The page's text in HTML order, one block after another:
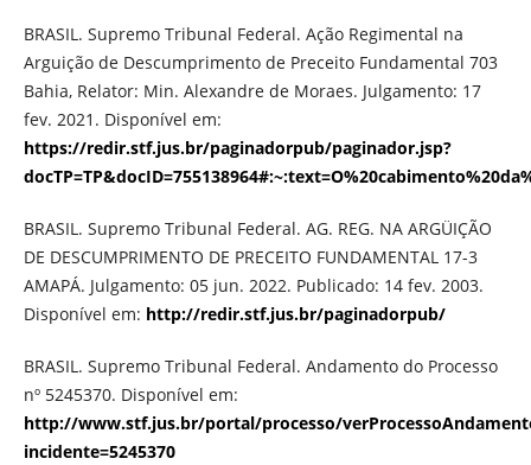
BRASIL. Supremo Tribunal Federal. Ação Regimental na
Arguição de Descumprimento de Preceito Fundamental 703
Bahia, Relator: Min. Alexandre de Moraes. Julgamento: 17
fev. 2021. Disponível em:
https://redir.stf.jus.br/paginadorpub/paginador.jsp?
BRASIL. Supremo Tribunal Federal. AG. REG. NA ARGÜIÇÃO
DE DESCUMPRIMENTO DE PRECEITO FUNDAMENTAL 17-3
AMAPÁ. Julgamento: 05 jun. 2022. Publicado: 14 fev. 2003.
Disponível em: http://redir.stf.jus.br/paginadorpub/
BRASIL. Supremo Tribunal Federal. Andamento do Processo
nº 5245370. Disponível em:
http://www.stf.jus.br/portal/processo/
incidente=5245370